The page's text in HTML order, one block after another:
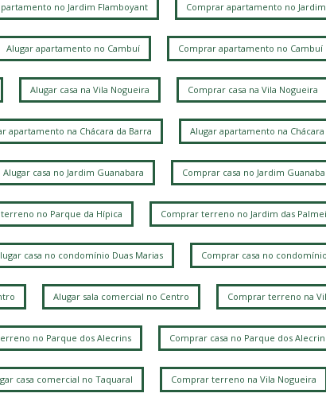
no Jardim Flamboyant Comprar apartamento no
Alugar apartamento no Cambuí Comprar apartamento no Cambuí
Alugar casa na Vila Nogueira Comprar casa na Vila Nogueira
apartamento na Chácara da Barra Alugar apartamento na Chácara
Alugar casa no Jardim Guanabara Comprar casa no Jardim
no Parque da Hípica Comprar terreno no Jardim das
casa no condomínio Duas Marias Comprar casa no
Alugar sala comercial no Centro Comprar terreno na
no Parque dos Alecrins Comprar casa no Parque dos
casa comercial no Taquaral Comprar terreno na Vila Nogueira